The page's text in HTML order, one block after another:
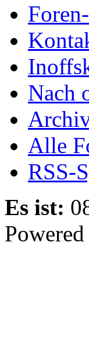
Nach
Alle
RSS-
Es ist: